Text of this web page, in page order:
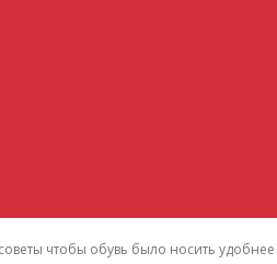
чтобы обувь было носить удобнее